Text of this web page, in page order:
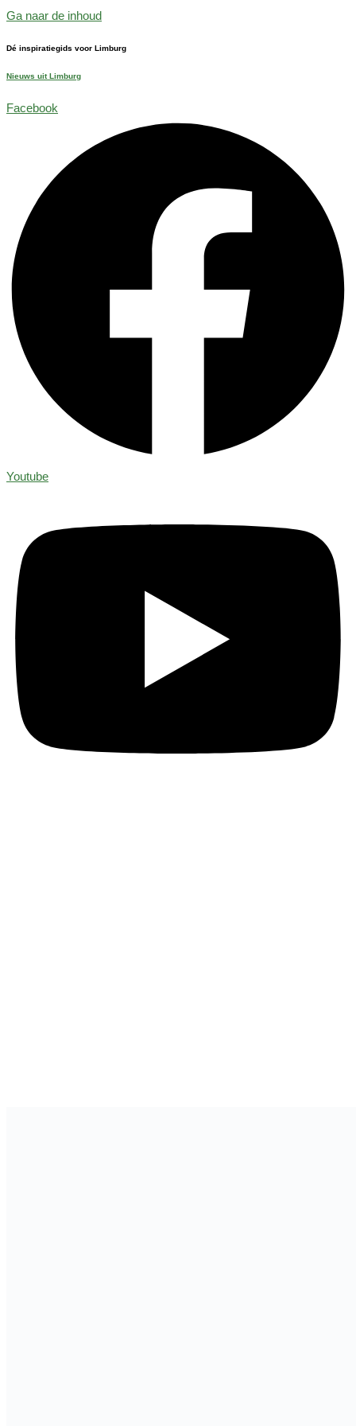
Ga naar de inhoud
Dé inspiratiegids voor Limburg
Nieuws uit Limburg
Facebook
Youtube